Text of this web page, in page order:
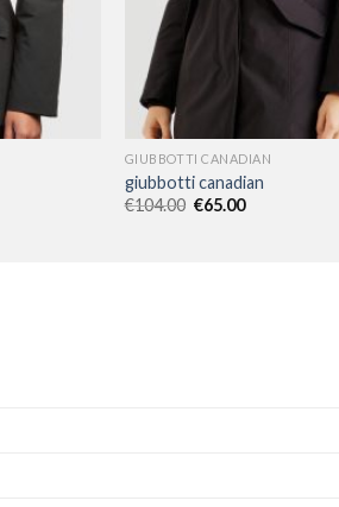
GIUBBOTTI CANADIAN
giubbotti canadian
€104.00 €65.00